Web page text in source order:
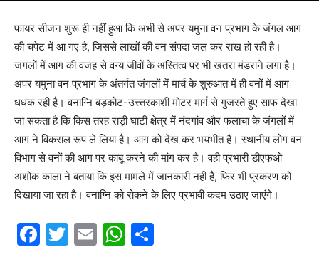
फायर सीजन शुरू ही नहीं हुआ कि अभी से अपर यमुना वन प्रभाग के जंगल आग
की चपेट में आ गए है, जिससे लाखों की वन संपदा जल कर राख हो रही है।
जंगलों में आग की वजह से वन्य जीवों के अस्तित्व पर भी खतरा मंडराने लगा है।
अपर यमुना वन प्रभाग के अंतर्गत जंगलों में मार्च के शुरुआत में ही वनों में आग
धधक रही है। वनाग्नि बड़कोट-उत्त्तरकाशी मोटर मार्ग से गुजरते हुए साफ देखा
जा सकता है कि किस तरह राड़ी घाटी क्षेत्र में नंदगांव और फलाचा के जंगलों में
आग ने विकराल रूप ले लिया है। आग को देख कर भयभीत हैं। स्थानीय लोग वन
विभाग से वनों की आग पर काबू करने की मांग कर है। वही प्रभारी डीएफओ
अशोक काला ने बताया कि इस मामले में जानकारी नही है, फिर भी प्रकरण को
दिखाया जा रहा है। वनाग्नि को रोकने के लिए प्रभावी कदम उठाए जाएंगे।
F
T
E
W